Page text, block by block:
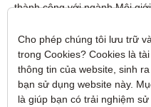
thành công với ngành Môi
Theo dõi tôi trên:
Cho phép chúng tôi lưu trữ
trong Cookies? Cookies là
thông tin của website, sinh
bạn sử dụng website này.
là giúp bạn có trải nghiệm